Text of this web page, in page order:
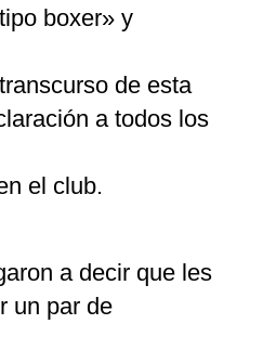
boxer» y
de esta
a todos los
el club.
a decir que les
un par de